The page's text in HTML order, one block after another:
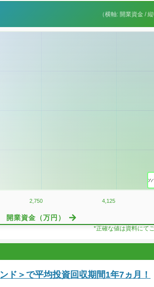
（横軸: 開業資金 /
2,750 4,125
開業資金（万円）
*正確な値は資料にて
ド＞で平均投資回収期間1年7ヵ月！